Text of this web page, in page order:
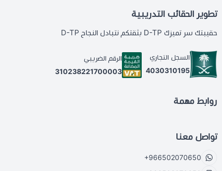
تطوير الحقائب التدريبية
حقيبتك سر تميزك D-TP بثقتكم نتبادل النجاح D-TP
السجل التجاري
4030310195
الرقم الضريبي
310238221700003
روابط مهمة
تواصل معنا
+966502070650